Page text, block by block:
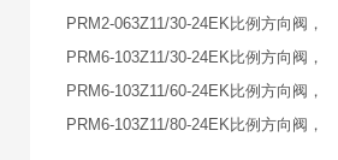
PRM2-063Z11/30-24EK比例方向阀，
PRM6-103Z11/30-24EK比例方向阀，
PRM6-103Z11/60-24EK比例方向阀，
PRM6-103Z11/80-24EK比例方向阀，